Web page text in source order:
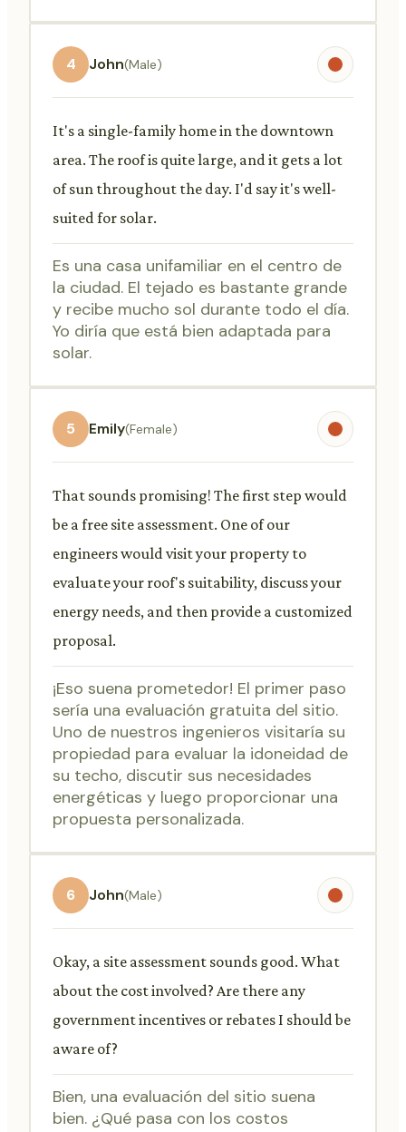
4 John(Male)
It's a single-family home in the downtown
area. The roof is quite large, and it gets a lot
of sun throughout the day. I'd say it's well-
suited for solar.
Es una casa unifamiliar en el centro de
la ciudad. El tejado es bastante grande
y recibe mucho sol durante todo el día.
Yo diría que está bien adaptada para
solar.
5 Emily(Female)
That sounds promising! The first step would
be a free site assessment. One of our
engineers would visit your property to
evaluate your roof's suitability, discuss your
energy needs, and then provide a customized
proposal.
¡Eso suena prometedor! El primer paso
sería una evaluación gratuita del sitio.
Uno de nuestros ingenieros visitaría su
propiedad para evaluar la idoneidad de
su techo, discutir sus necesidades
energéticas y luego proporcionar una
propuesta personalizada.
6 John(Male)
Okay, a site assessment sounds good. What
about the cost involved? Are there any
government incentives or rebates I should be
aware of?
Bien, una evaluación del sitio suena
bien. ¿Qué pasa con los costos